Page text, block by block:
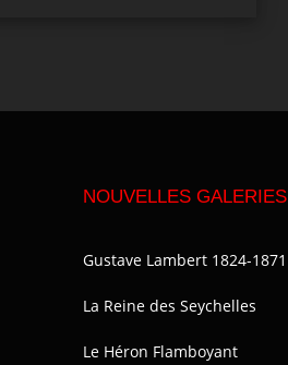
NOUVELLES GALERIES
Gustave Lambert 1824-1871
La Reine des Seychelles
Le Héron Flamboyant